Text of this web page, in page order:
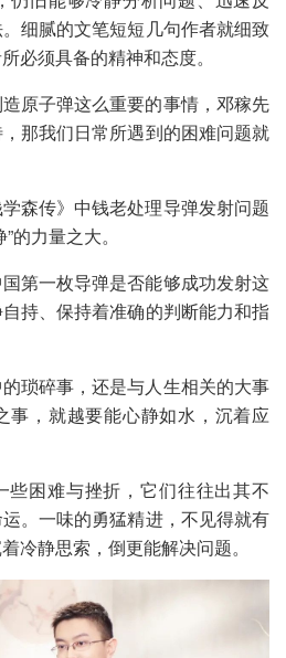
细腻的文笔短短几句作者就细致
必须具备的精神和态度。
原子弹这么重要的事情，邓稼先
那我们日常所遇到的困难问题就
森传》中钱老处理导弹发射问题
的力量之大。
第一枚导弹是否能够成功发射这
持、保持着准确的判断能力和指
琐碎事，还是与人生相关的大事
事，就越要能心静如水，沉着应
些困难与挫折，它们往往出其不
。一味的勇猛精进，不见得就有
冷静思索，倒更能解决问题。